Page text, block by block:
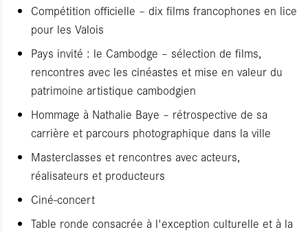
Compétition officielle – dix films francophones en lice
pour les Valois
Pays invité : le Cambodge – sélection de films,
rencontres avec les cinéastes et mise en valeur du
patrimoine artistique cambodgien
Hommage à Nathalie Baye – rétrospective de sa
carrière et parcours photographique dans la ville
Masterclasses et rencontres avec acteurs,
réalisateurs et producteurs
Ciné-concert
Table ronde consacrée à l'exception culturelle et à la